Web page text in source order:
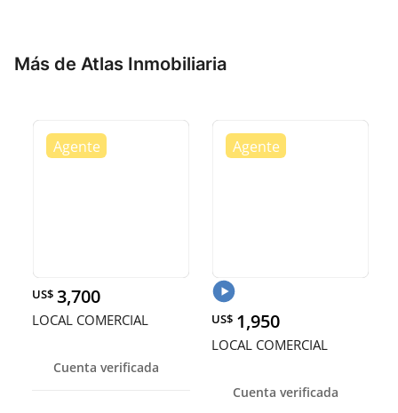
Más de Atlas Inmobiliaria
US$ 3,700
LOCAL COMERCIAL
Cuenta verificada
US$ 1,950
LOCAL COMERCIAL
Cuenta verificada